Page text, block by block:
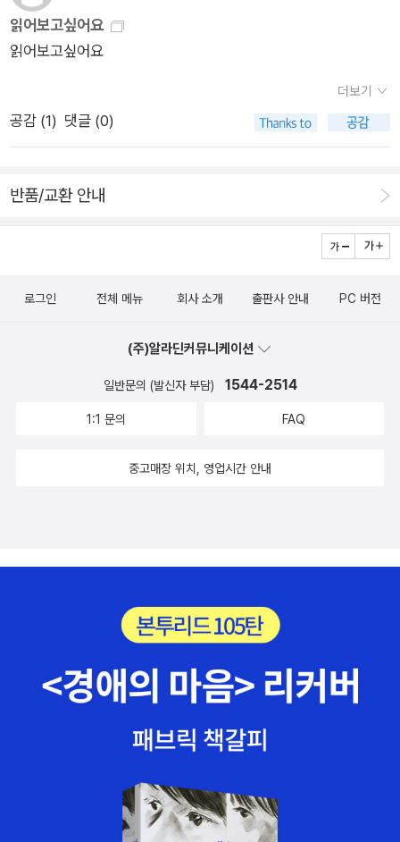
직유는 한 존재의 속성을 드러내 준다.이 시의 마지막 구절이 '당
신같이 당신처럼 당신인 듯이'인데 뒷말이 생략되어 있다. 직유는
바로 이 뒷말이 있어야 한다. 이런 식으로 '그림자처럼 어두워졌
다 / 비 맞는 벤치같이 나는 하릴없어서 / 멀리 당신을 등대처럼
놓아주었다 / 물수제비같이 떠가는 것을 보며 / 미아처럼 나는 하
릴 없이'처럼 풀이하는 말이 있다. 꾸며주는 말이 있다. 그래서 이
유법을 쓸 때도 무언가를 감추기 위해서 쓴다. 그래서 이 시의 마
다. 감추어져 있다. 직유는 은유로 가는 징검다리다. 너무 멀어서
유라는 징검돌을 중간 중간에 놓는다. 그렇다고 징검돌들이 너무
의 제목을 보자. '아름다웠던 사람의 이름은 혼자'다.아름답다는
말이 통하려면 두 존재가 있어야 한다. 아름다운 존재와 그것을
은 분리가 아니다. 하여 '혼자와 더불어 나는 혼자였다'('살아 있는
품고 있는 혼자다.아름다웠던 사람이 혼자고, 혼자는 나다. 그러
가 살아가는 세상이 무대가 된다. 결국 우리는 무대 위에서 삶을
연기하고 있는 존재가 되는 것이다. 아름다움을 연기하는 혼자들,
직유가 아니라. 이 '혼자'라는 말에서 많은 것을 찾아내야 한다. 아
많은 연결고리들을 찾는 것도 중요하지만, 이 지점과 저 지점을
어내는 것. 시인이 찾아내지 못한 것을 찾아내는 것. 이것이 시를
읽는 독자들이 할 일이다. 그러니 우리는 모두 아름다운 혼자고,
읽어보고싶어요
읽어보고싶어요
더보기
공감 (1) 댓글 (0)
반품/교환 안내
로그인 전체 메뉴 회사 소개 출판사 안내 PC 버전
(주)알라딘커뮤니케이션
일반문의 (발신자 부담) 1544-2514
1:1 문의 FAQ
중고매장 위치, 영업시간 안내